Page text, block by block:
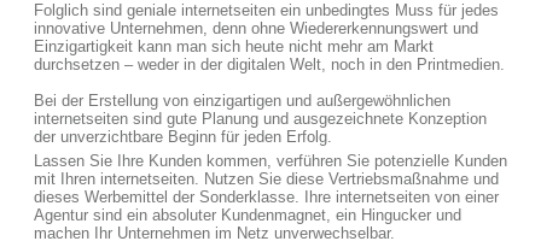
Folglich sind geniale internetseiten ein unbedingtes Muss für jedes
innovative Unternehmen, denn ohne Wiedererkennungswert und
Einzigartigkeit kann man sich heute nicht mehr am Markt
durchsetzen – weder in der digitalen Welt, noch in den Printmedien.
Bei der Erstellung von einzigartigen und außergewöhnlichen
internetseiten sind gute Planung und ausgezeichnete Konzeption
der unverzichtbare Beginn für jeden Erfolg.
Lassen Sie Ihre Kunden kommen, verführen Sie potenzielle Kunden
mit Ihren internetseiten. Nutzen Sie diese Vertriebsmaßnahme und
dieses Werbemittel der Sonderklasse. Ihre internetseiten von einer
Agentur sind ein absoluter Kundenmagnet, ein Hingucker und
machen Ihr Unternehmen im Netz unverwechselbar.